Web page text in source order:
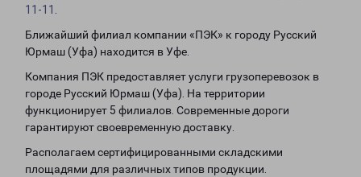
11-11
Ближайший филиал компании «ПЭК» к городу Русский
Юрмаш (Уфа) находится в Уфе.
Компания ПЭК предоставляет услуги грузоперевозок в
городе Русский Юрмаш (Уфа). На территории
функционирует 5 филиалов. Современные дороги
гарантируют своевременную доставку.
Располагаем сертифицированными складскими
площадями для различных типов продукции.